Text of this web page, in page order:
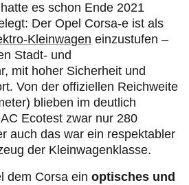
es schon Ende 2021
Der Opel Corsa-e ist als
Kleinwagen einzustufen –
Stadt- und
mit hoher Sicherheit und
Von der offiziellen Reichweite
blieben im deutlich
Ecotest zwar nur 280
auch das war ein respektabler
der Kleinwagenklasse.
dem Corsa ein optisches und